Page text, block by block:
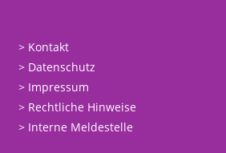
Kontakt
Datenschutz
Impressum
Rechtliche Hinweise
Interne Meldestelle